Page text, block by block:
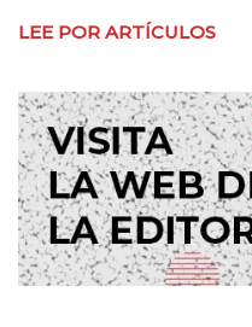
LEE POR ARTÍCULOS